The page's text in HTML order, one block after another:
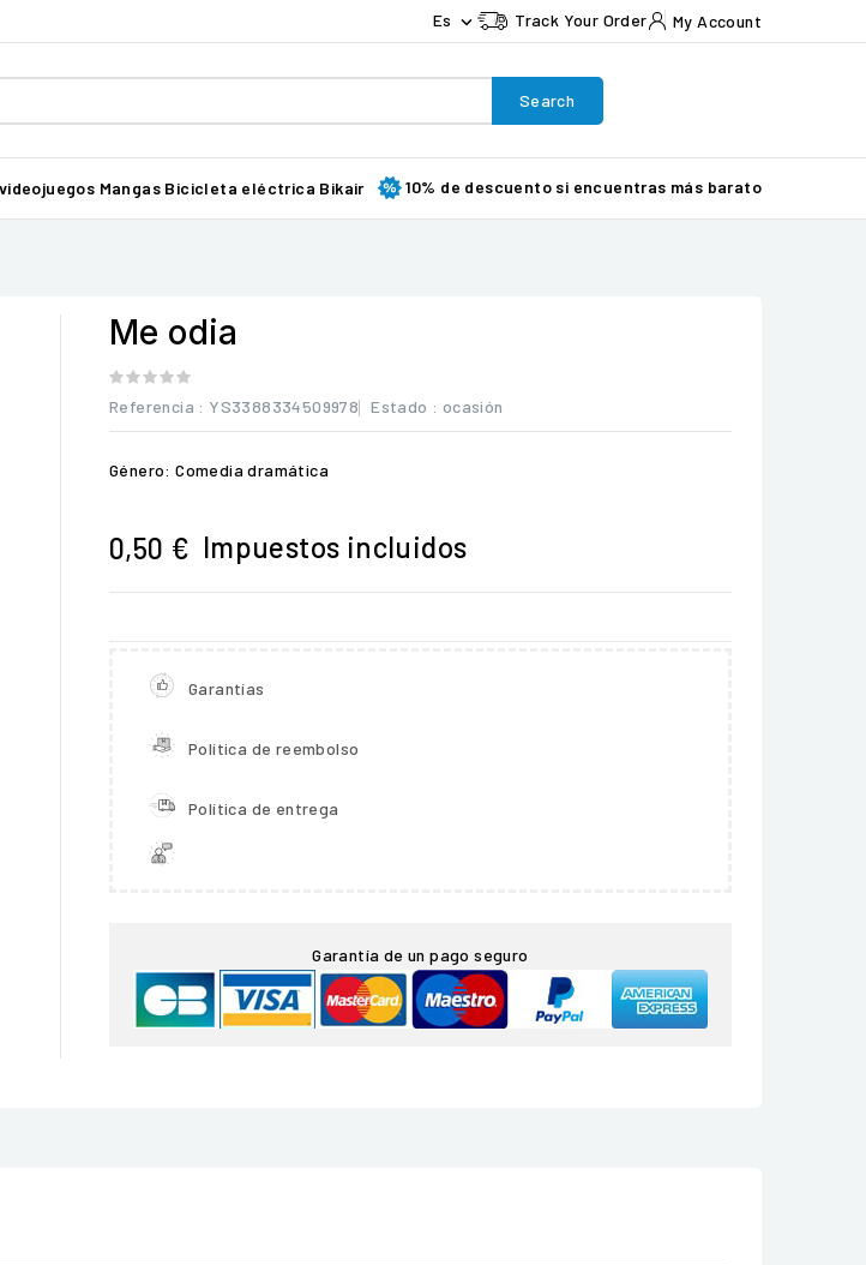
Es  Track Your Order My Account
Search
Mangas Bicicleta eléctrica Bikair 10% de descuento si encuentras más barato
Me odia
Referencia : YS3388334509978 Estado : ocasión
Género: Comedia dramática
0,50 € Impuestos incluidos
Garantías
Política de reembolso
Política de entrega
Garantía de un pago seguro